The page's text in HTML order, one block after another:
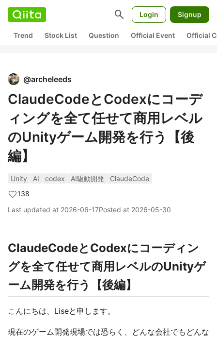
search Login Signup
Trend Stock List Question Official Event Official
@archeleeds
ClaudeCodeとCodexにコーデ
ィングを全て任せて商用レベル
のUnityゲーム開発を行う【後
編】
Unity AI codex AI駆動開発
ClaudeCode
138
Last updated at 2026-06-17Posted at 2026-05-30
ClaudeCodeとCodexにコーディン
グを全て任せて商用レベルのUnityゲ
ーム開発を行う【後編】
こんにちは、Liseと申します。
現在のゲーム開発現場では恐らく、どんな会社でもどんな